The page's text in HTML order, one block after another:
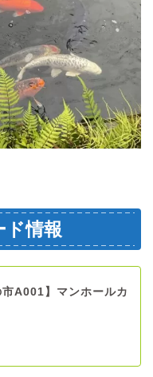
ド情報
市A001】マンホールカ